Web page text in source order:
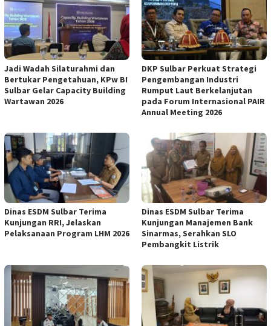
Jadi Wadah Silaturahmi dan
Bertukar Pengetahuan, KPw BI
Sulbar Gelar Capacity Building
Wartawan 2026
DKP Sulbar Perkuat Strategi
Pengembangan Industri
Rumput Laut Berkelanjutan
pada Forum Internasional PAIR
Annual Meeting 2026
Dinas ESDM Sulbar Terima
Kunjungan RRI, Jelaskan
Pelaksanaan Program LHM 2026
Dinas ESDM Sulbar Terima
Kunjungan Manajemen Bank
Sinarmas, Serahkan SLO
Pembangkit Listrik